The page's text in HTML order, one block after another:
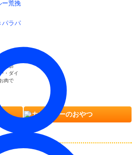
パラパ
く育っ
脂肪
・ダイ
肉で
カンガルーのおやつ